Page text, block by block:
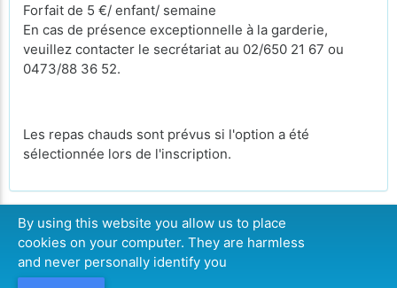
Forfait de 5 €/ enfant/ semaine
En cas de présence exceptionnelle à la garderie,
veuillez contacter le secrétariat au 02/650 21 67 ou
0473/88 36 52.
Les repas chauds sont prévus si l'option a été
sélectionnée lors de l'inscription.
CONTINUER
By using this website you allow us to place
cookies on your computer. They are harmless
and never personally identify you